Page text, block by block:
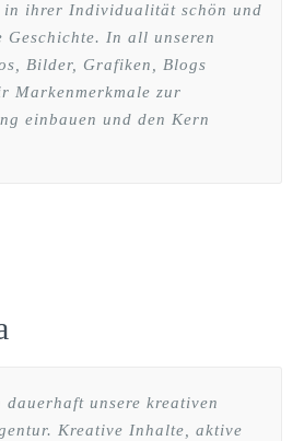
in ihrer Individualität schön und
Geschichte. In all unseren
Bilder, Grafiken, Blogs
Markenmerkmale zur
einbauen und den Kern
dauerhaft unsere kreativen
Kreative Inhalte, aktive